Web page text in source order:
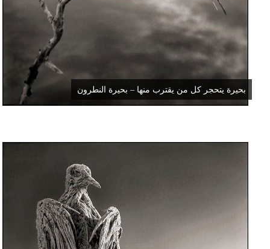
بحيرة يتحجر كل من يقترب منها – بحيرة النطرون